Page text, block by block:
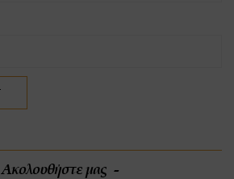
Ακολουθήστε μας